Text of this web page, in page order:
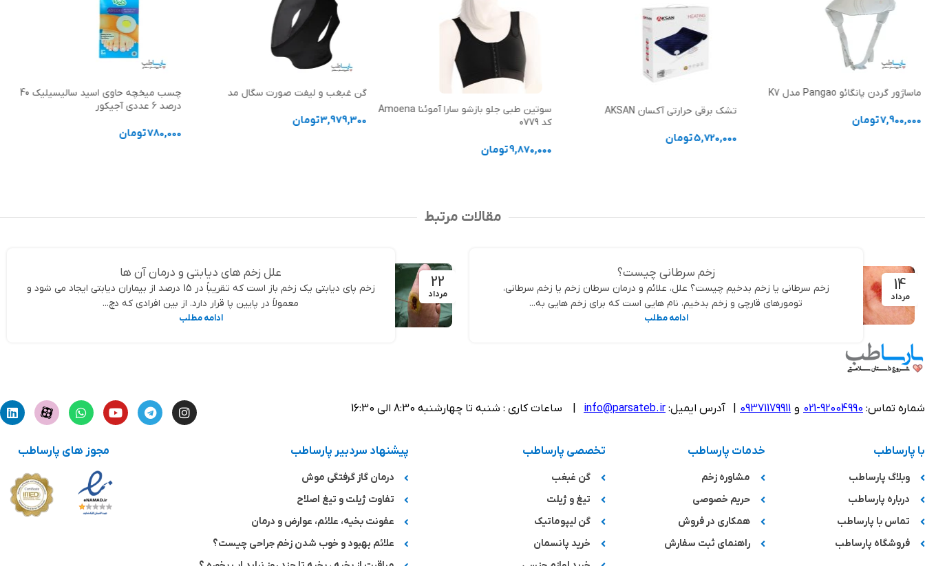
ماساژور گردن پانگائو Pangao مدل K7
7,900,000تومان
تشک برقی حرارتی آکسان AKSAN
5,720,000تومان
سوتین طبی جلو بازشو سارا آموئنا Amoena
کد 0779
9,870,000تومان
گن غبغب و لیفت صورت سگال مد
3,979,300تومان
چسب میخچه حاوی اسید سالیسیلیک 40
درصد 6 عددی آجیکور
780,000تومان
مقالات مرتبط
14
مرداد
زخم سرطانی چیست؟
زخم سرطانی یا زخم بدخیم چیست؟ علل، علائم و درمان سرطان زخم یا زخم سرطانی،
تومورهای قارچی و زخم بدخیم، نام هایی است که برای زخم هایی به...
ادامه مطلب
22
مرداد
علل زخم های دیابتی و درمان آن ها
زخم پای دیابتی یک زخم باز است که تقریباً در 15 درصد از بیماران دیابتی ایجاد می شود و
معمولاً در پایین پا قرار دارد. از بین افرادی که دچ...
ادامه مطلب
شماره تماس: 92004990-021 و 09371179911 آدرس ایمیل: info@parsateb.ir | ساعات کاری : شنبه تا چهارشنبه 8:30 الی 16:30
با پارساطب
وبلاگ پارساطب
درباره پارساطب
تماس با پارساطب
فروشگاه پارساطب
خدمات پارساطب
مشاوره زخم
حریم خصوصی
همکاری در فروش
راهنمای ثبت سفارش
تخصصی پارساطب
گن غبغب
تیغ و ژیلت
گن لیپوماتیک
خرید پانسمان
پیشنهاد سردبیر پارساطب
درمان گاز گرفتگی موش
تفاوت ژیلت و تیغ اصلاح
عفونت بخیه، علائم، عوارض و درمان
علائم بهبود و خوب شدن زخم جراحی چیست؟
مجوز های پارساطب